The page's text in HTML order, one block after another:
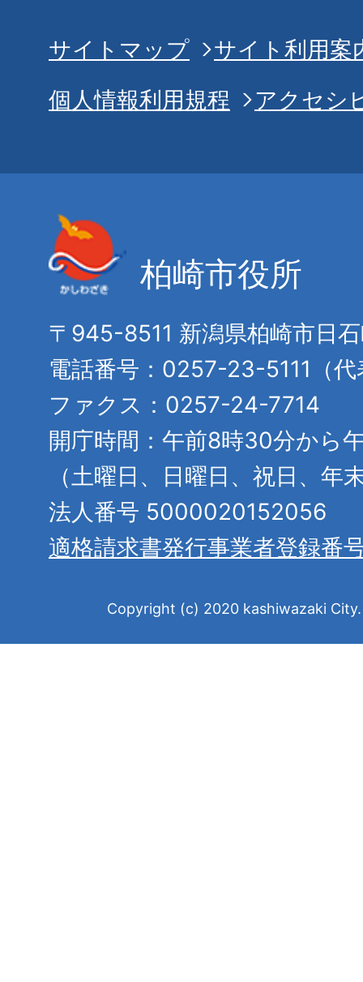
サイトマップ
サイト利用案
個人情報利用規程
アクセシ
柏崎市役所
〒945-8511 新潟県柏崎市日
電話番号：0257-23-5111（代
ファクス：0257-24-7714
開庁時間：午前8時30分から
（土曜日、日曜日、祝日、年
法人番号 5000020152056
適格請求書発行事業者登録番
Copyright (c) 2020 kashiwazaki